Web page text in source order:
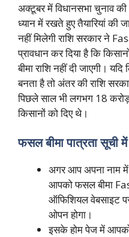
अक्टूबर में विधानसभा चुनाव
ध्यान में रखते हुए तैयारियां की
नहीं मिलेगी राशि सरकार ने
प्रावधान कर दिया है कि
बीमा राशि नहीं दी जाएगी।
बनता है तो अंतर की राशि
पिछले साल भी लगभग 18
किसानों को दिए थे।
फसल बीमा पात्रता सूची
अगर आप अपना नाम
आपको फसल बीमा
ऑफिशियल वेबसाइट
ओपन होगा।
इसके होम पेज में